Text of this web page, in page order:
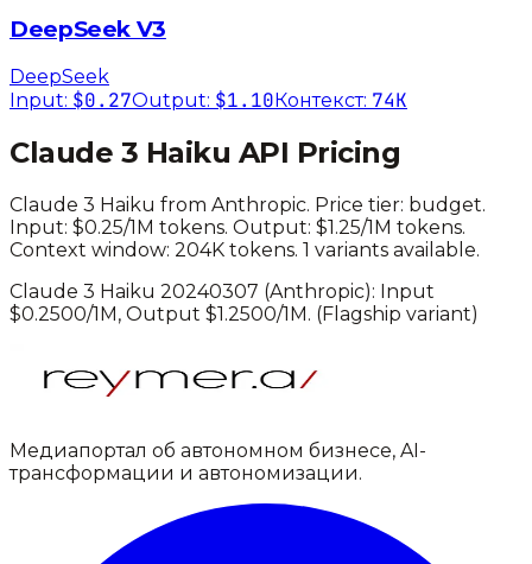
DeepSeek V3
DeepSeek
Input: $0.27Output: $1.10 Контекст: 74K
Claude 3 Haiku API Pricing
Claude 3 Haiku from Anthropic. Price tier: budget.
Input: $0.25/1M tokens. Output: $1.25/1M tokens.
Context window: 204K tokens. 1 variants available.
Claude 3 Haiku 20240307 (Anthropic): Input
$0.2500/1M, Output $1.2500/1M. (Flagship variant)
Медиапортал об автономном бизнесе, AI-
трансформации и автономизации.